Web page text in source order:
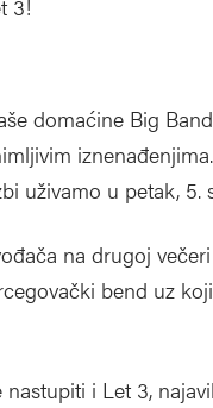
3!
domaćine Big
uživamo u petak, 5.
na drugoj
bend uz
i Let 3,